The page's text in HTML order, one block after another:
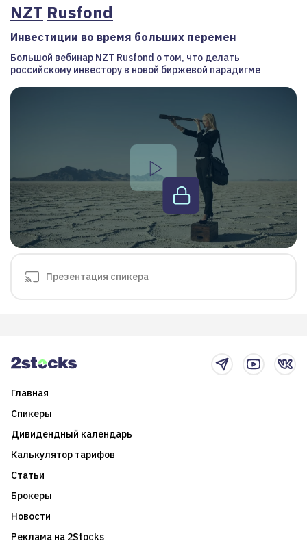
NZT Rusfond
Инвестиции во время больших перемен
Большой вебинар NZT Rusfond о том, что делать
российскому инвестору в новой биржевой парадигме
Презентация спикера
Главная
Спикеры
Дивидендный календарь
Калькулятор тарифов
Статьи
Брокеры
Новости
Реклама на 2Stocks